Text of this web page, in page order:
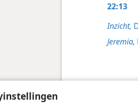
22:13
Inzicht,
Jeremia,
Copyright © 2026 Watch Tower Bible